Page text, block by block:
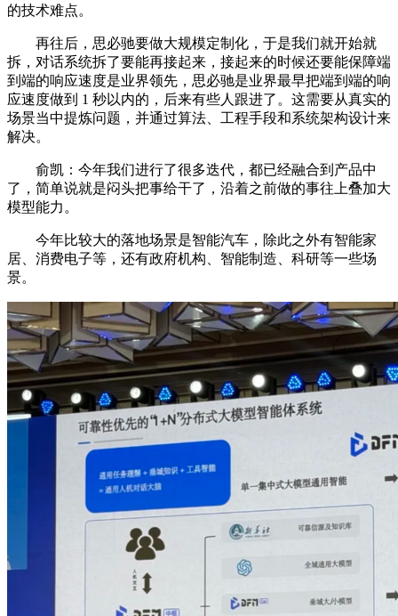
的技术难点。
再往后，思必驰要做大规模定制化，于是我们就开始就
拆，对话系统拆了要能再接起来，接起来的时候还要能保障端
到端的响应速度是业界领先，思必驰是业界最早把端到端的响
应速度做到 1 秒以内的，后来有些人跟进了。这需要从真实的
场景当中提炼问题，并通过算法、工程手段和系统架构设计来
解决。
俞凯：今年我们进行了很多迭代，都已经融合到产品中
了，简单说就是闷头把事给干了，沿着之前做的事往上叠加大
模型能力。
今年比较大的落地场景是智能汽车，除此之外有智能家
居、消费电子等，还有政府机构、智能制造、科研等一些场
景。